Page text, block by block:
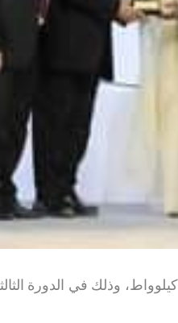
الجامعة الهاشية بجائزة الإمارات الذهبية للطاقة ضمن فئة المشاريع